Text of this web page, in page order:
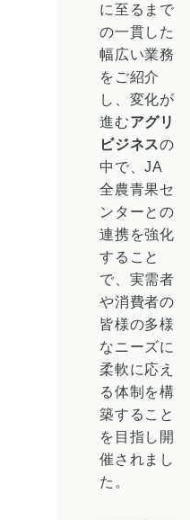
に至るまで
の一貫した
幅広い業務
をご紹介
し、変化が
進むアグリ
ビジネスの
中で、JA
全農青果セ
ンターとの
連携を強化
すること
で、実需者
や消費者の
皆様の多様
なニーズに
柔軟に応え
る体制を構
築すること
を目指し開
催されまし
た。